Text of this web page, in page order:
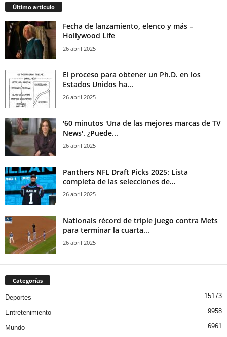
Último artículo
Fecha de lanzamiento, elenco y más –
Hollywood Life
26 abril 2025
El proceso para obtener un Ph.D. en los
Estados Unidos ha...
26 abril 2025
'60 minutos 'Una de las mejores marcas de TV
News'. ¿Puede...
26 abril 2025
Panthers NFL Draft Picks 2025: Lista
completa de las selecciones de...
26 abril 2025
Nationals récord de triple juego contra Mets
para terminar la cuarta...
26 abril 2025
Categorías
Deportes 15173
Entretenimiento 9958
Mundo 6961